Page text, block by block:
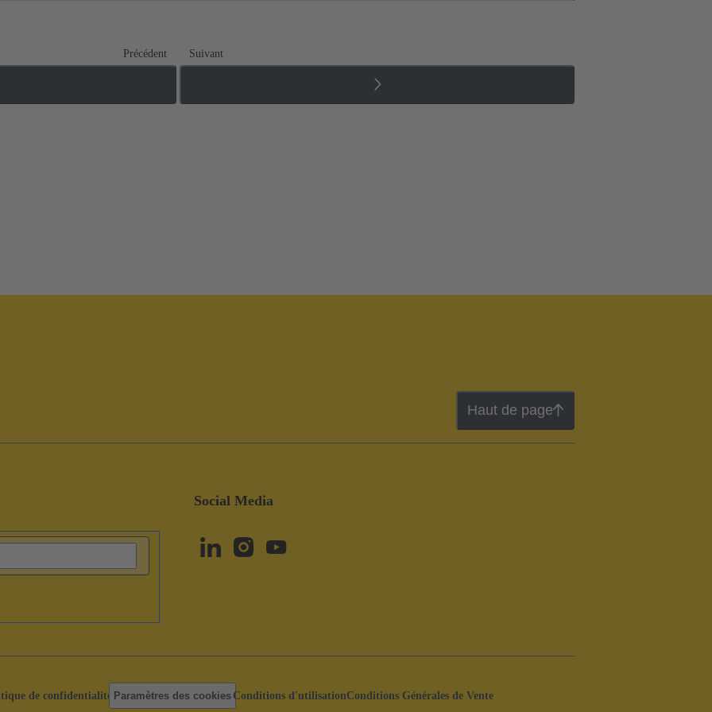
Précédent Suivant
Haut de page
Social Media
de confidentialité Paramètres des cookies Conditions d'utilisationConditions Générales de Vente